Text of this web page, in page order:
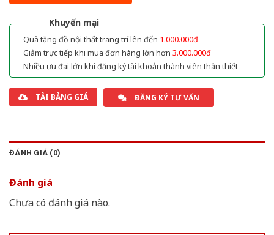
Khuyến mại
Quà tặng đồ nội thất trang trí lên đến 1.000.000đ
Giảm trực tiếp khi mua đơn hàng lớn hơn 3.000.000đ
Nhiều ưu đãi lớn khi đăng ký tài khoản thành viên thân thiết
TẢI BẢNG GIÁ ĐĂNG KÝ TƯ VẤN
ĐÁNH GIÁ (0)
Đánh giá
Chưa có đánh giá nào.